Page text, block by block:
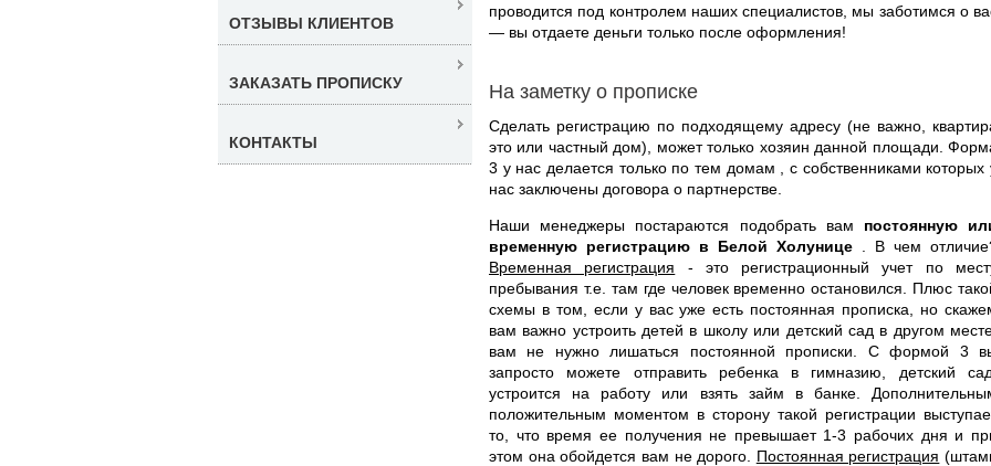
проводится под контролем наших специалистов, мы заботимся о
— вы отдаете деньги только после оформления!
На заметку о прописке
Сделать регистрацию по подходящему адресу (не важно,
это или частный дом), может только хозяин данной площади.
3 у нас делается только по тем домам , с собственниками которых
нас заключены договора о партнерстве.
Наши менеджеры постараются подобрать вам постоянную
временную регистрацию в Белой Холунице
. В чем
Временная регистрация - это регистрационный учет по
пребывания т.е. там где человек временно остановился. Плюс
схемы в том, если у вас уже есть постоянная прописка, но
вам важно устроить детей в школу или детский сад в другом
вам не нужно лишаться постоянной прописки. С формой 3
запросто можете отправить ребенка в гимназию, детский сад,
устроится на работу или взять займ в банке.
положительным моментом в сторону такой регистрации
то, что время ее получения не превышает 1-3 рабочих дня и
этом она обойдется вам не дорого. Постоянная регистрация
ОТЗЫВЫ КЛИЕНТОВ
ЗАКАЗАТЬ ПРОПИСКУ
КОНТАКТЫ